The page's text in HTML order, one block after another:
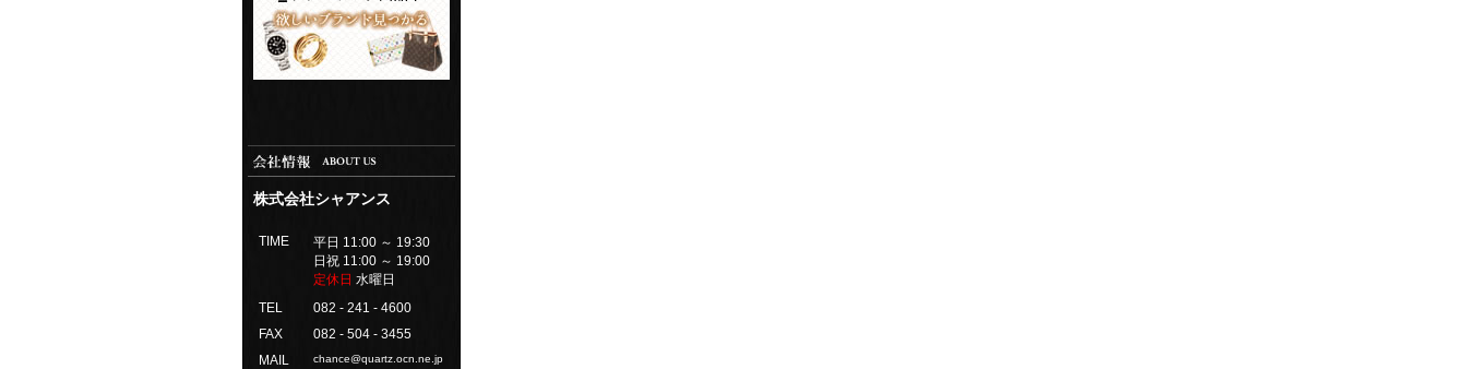
株式会社シャアンス
TIME
平日 11:00 ～ 19:30
日祝 11:00 ～ 19:00
定休日 水曜日
TEL
082 - 241 - 4600
FAX
082 - 504 - 3455
MAIL
chance@quartz.ocn.ne.jp